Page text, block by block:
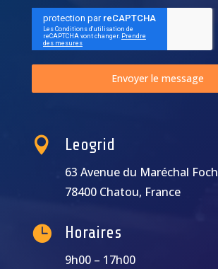
Envoyer le message
 Leogrid
63 Avenue du Maréchal Foch
78400 Chatou, France
 Horaires
9h00 – 17h00